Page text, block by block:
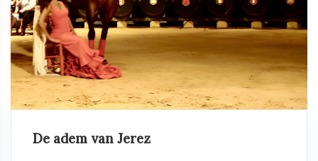
De adem van Jerez